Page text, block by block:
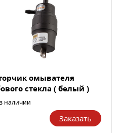
омывателя
стекла ( белый )
2...
наличии
Заказать